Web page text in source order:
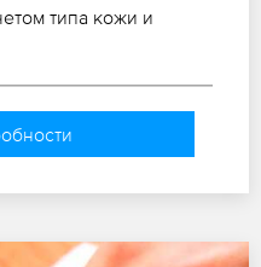
типа кожи и